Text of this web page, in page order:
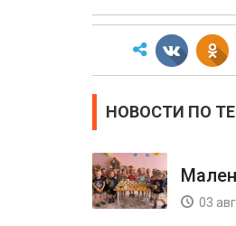
НОВОСТИ ПО
03